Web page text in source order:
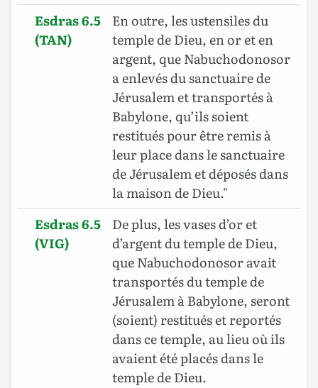
Esdras 6.5
(TAN)
En outre, les ustensiles du
temple de Dieu, en or et en
argent, que Nabuchodonosor
a enlevés du sanctuaire de
Jérusalem et transportés à
Babylone, qu’ils soient
restitués pour être remis à
leur place dans le sanctuaire
de Jérusalem et déposés dans
la maison de Dieu."
Esdras 6.5
(VIG)
De plus, les vases d’or et
d’argent du temple de Dieu,
que Nabuchodonosor avait
transportés du temple de
Jérusalem à Babylone, seront
(soient) restitués et reportés
dans ce temple, au lieu où ils
avaient été placés dans le
temple de Dieu.